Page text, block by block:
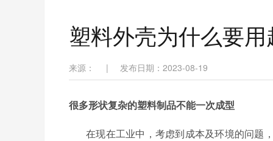
塑料外壳为什么要
来源： | 发布日期：2023-08-19
很多形状复杂的塑料制品不能一次成型
在现在工业中，考虑到成本及环境的问题